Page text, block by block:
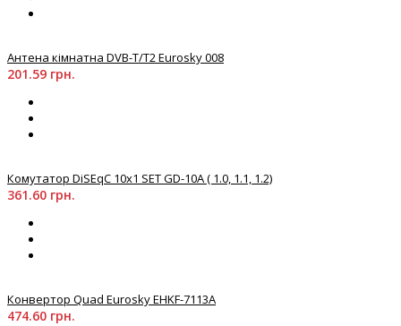
Антена кімнатна DVB-T/T2 Eurosky 008
201.59 грн.
Комутатор DiSEqC 10x1 SET GD-10A ( 1.0, 1.1, 1.2)
361.60 грн.
Конвертор Quad Eurosky EHKF-7113A
474.60 грн.